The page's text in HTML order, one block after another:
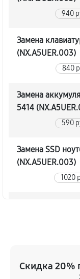
940
Замена
(NX.A5UER.003)
840
Замена
5414
590
Замена SSD
(NX.A5UER.003)
1020
930
Скидка 20%